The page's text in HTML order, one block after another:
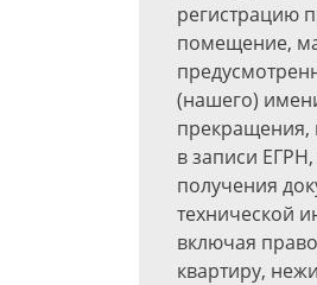
регистрацию
помещение,
(нашего)
прекращения,
в записи
получения
технической
включая
квартиру,